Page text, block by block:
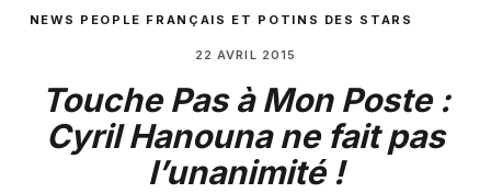
NEWS PEOPLE FRANÇAIS ET POTINS DES STARS
22 AVRIL 2015
Touche Pas à Mon Poste :
Cyril Hanouna ne fait pas
l’unanimité !